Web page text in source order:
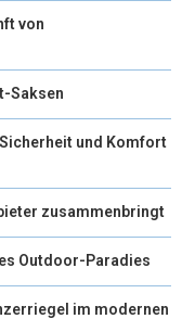
von
Saksen
und Komfort
zusammenbringt
Outdoor-Paradies
im modernen